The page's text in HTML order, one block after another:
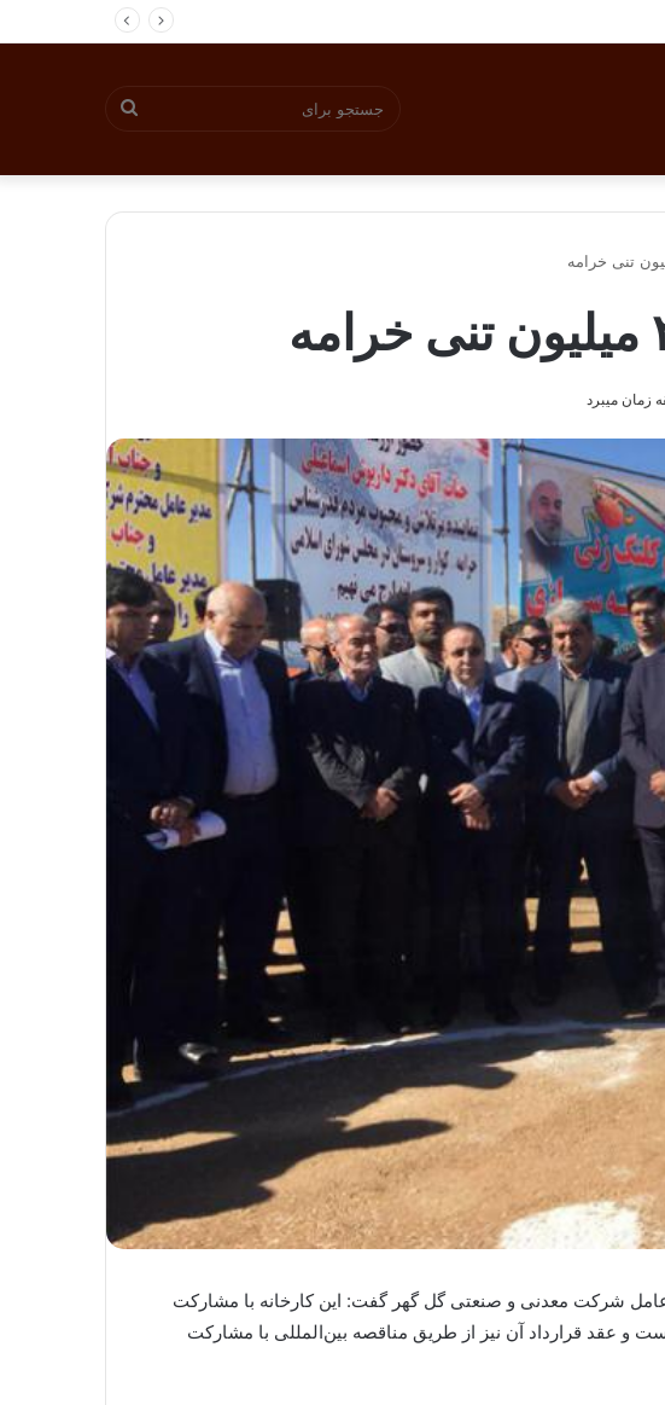
شرکت معدنی و صنعتی گل گهر گفت: این کارخانه با مشارکت
سهام آن متعلق به شرکت گل‌گهر است و عقد قرارداد آن نیز از طریق مناقصه بین‌المللی با مشارکت